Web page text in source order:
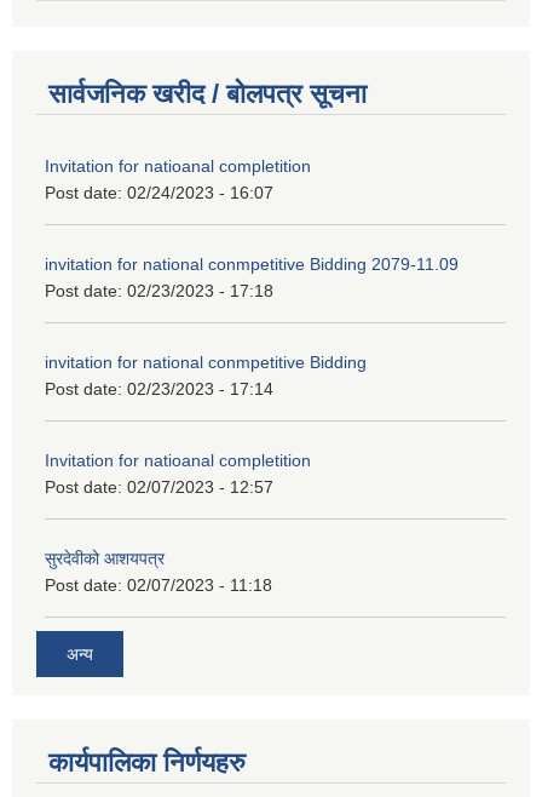
सार्वजनिक खरीद / बोलपत्र सूचना
Invitation for natioanal completition
Post date: 02/24/2023 - 16:07
invitation for national conmpetitive Bidding 2079-11.09
Post date: 02/23/2023 - 17:18
invitation for national conmpetitive Bidding
Post date: 02/23/2023 - 17:14
Invitation for natioanal completition
Post date: 02/07/2023 - 12:57
सुरदेवीको आशयपत्र
Post date: 02/07/2023 - 11:18
अन्य
कार्यपालिका निर्णयहरु